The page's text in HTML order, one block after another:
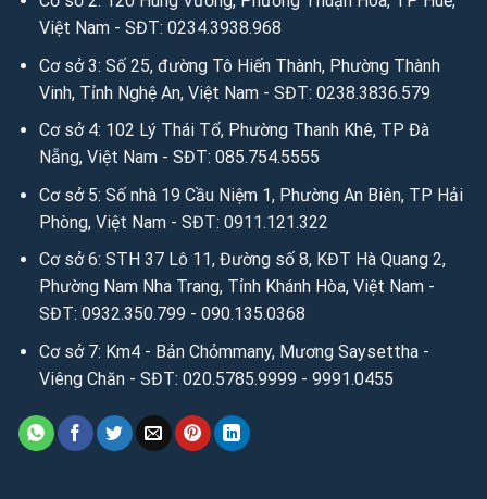
Facebook:facebook.com/salevip1102
Youtube: youtube.com/@anhvaigiada
Website:https://anhvaigiada.vn/https://anhvaigiada.com.
/anhvaigiada.com/anhvaigiada.net/
hsimili.vn
anhsimili.com.vn
3. Kết nối miễn phí để tìm hiểu sâu hơn qua Email:
Email: sales.anhvaigiada@gmail.com/ngochanjsc2016@g
mail.com/ nhandisc@yahoo.com
Việt Nam - SĐT: 0234.3938.968
Cơ sở 3: Số 25, đường Tô Hiến Thành, Phường Thành
Vinh, Tỉnh Nghệ An, Việt Nam - SĐT: 0238.3836.579
Cơ sở 4: 102 Lý Thái Tổ, Phường Thanh Khê, TP Đà
Nẵng, Việt Nam - SĐT: 085.754.5555
Cơ sở 5: Số nhà 19 Cầu Niệm 1, Phường An Biên, TP Hải
Phòng, Việt Nam - SĐT: 0911.121.322
Cơ sở 6: STH 37 Lô 11, Đường số 8, KĐT Hà Quang 2,
Phường Nam Nha Trang, Tỉnh Khánh Hòa, Việt Nam -
SĐT: 0932.350.799 - 090.135.0368
Cơ sở 7: Km4 - Bản Chỏmmany, Mương Saysettha -
Viêng Chăn - SĐT: 020.5785.9999 - 9991.0455